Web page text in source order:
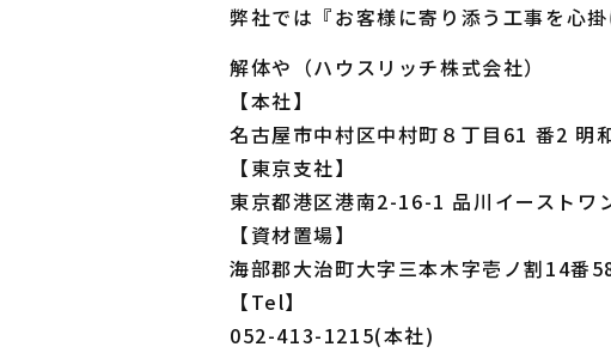
弊社では『お客様に寄り添う工事を心
解体や（ハウスリッチ株式会社）
【本社】
名古屋市中村区中村町８丁目61 番2 明
【東京支社】
東京都港区港南2-16-1 品川イーストワ
【資材置場】
海部郡大治町大字三本木字壱ノ割14番
【Tel】
052-413-1215(本社)